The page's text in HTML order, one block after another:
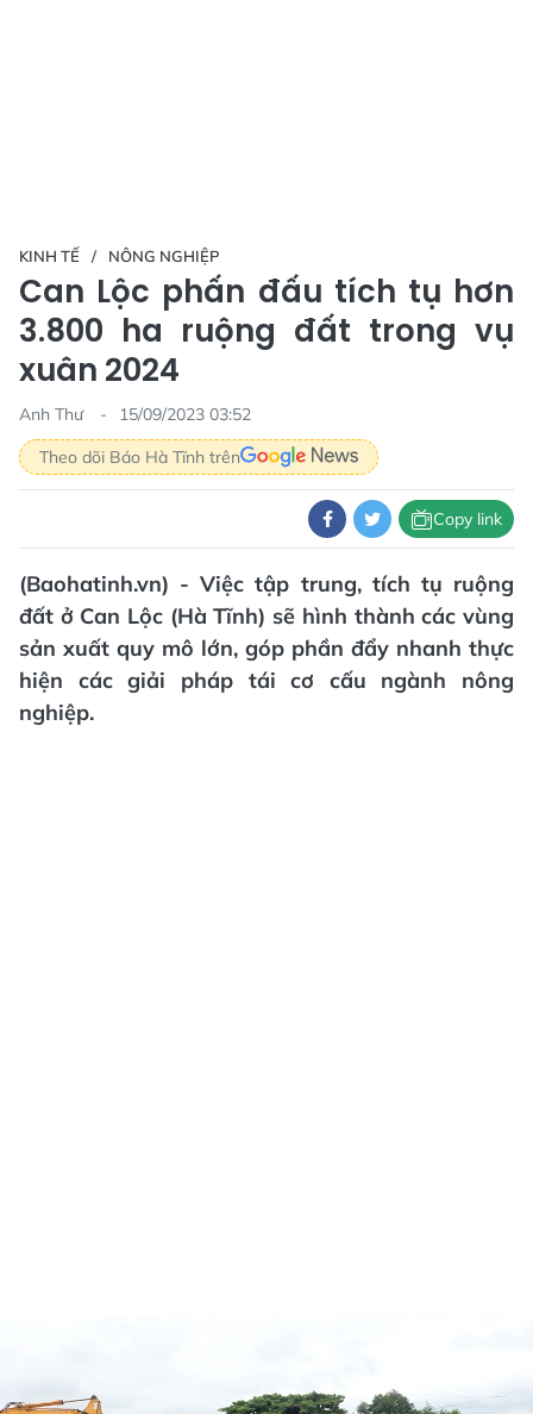
KINH TẾ NÔNG NGHIỆP
Can Lộc phấn đấu tích tụ hơn
3.800 ha ruộng đất trong vụ
xuân 2024
Anh Thư
15/09/2023 03:52
Theo dõi Báo Hà Tĩnh trên
Copy link
(Baohatinh.vn) - Việc tập trung, tích tụ ruộng
đất ở Can Lộc (Hà Tĩnh) sẽ hình thành các vùng
sản xuất quy mô lớn, góp phần đẩy nhanh thực
hiện các giải pháp tái cơ cấu ngành nông
nghiệp.